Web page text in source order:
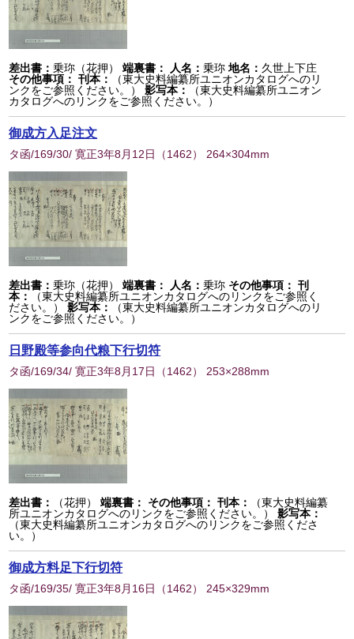
差出書：乗珎（花押） 端裏書： 人名：乗珎 地名： 久世上下庄
その他事項： 刊本：
（東大史料編纂所ユニオンカタログへのリ
ンクをご参照ください。）
影写本：
（東大史料編纂所ユニオン
カタログへのリンクをご参照ください。）
御成方入足注文
タ函/169/30/ 寛正3年8月12日 （1462） 264×304mm
差出書：乗珎（花押） 端裏書： 人名：乗珎 その他事項： 刊
本：
（東大史料編纂所ユニオンカタログへのリンクをご参照く
ださい。）
影写本：
（東大史料編纂所ユニオンカタログへのリ
ンクをご参照ください。）
日野殿等参向代粮下行切符
タ函/169/34/ 寛正3年8月17日 （1462） 253×288mm
差出書： （花押） 端裏書： その他事項： 刊本：
（東大史料編纂
所ユニオンカタログへのリンクをご参照ください。）
影写本：
（東大史料編纂所ユニオンカタログへのリンクをご参照くださ
い。）
御成方料足下行切符
タ函/169/35/ 寛正3年8月16日 （1462） 245×329mm